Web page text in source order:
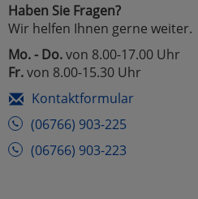
Haben Sie Fragen?
Wir helfen Ihnen gerne weiter.
Mo. - Do.von 8.00-17.00 Uhr
Fr.von 8.00-15.30 Uhr
Kontaktformular
(06766) 903-225
(06766) 903-223